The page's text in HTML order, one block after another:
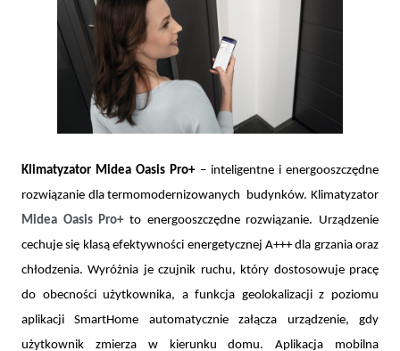
Klimatyzator Midea Oasis Pro+– inteligentne i energooszczędne
rozwiązanie dla termomodernizowanych budynków. Klimatyzator
Midea Oasis Pro+to energooszczędne rozwiązanie. Urządzenie
cechuje się klasą efektywności energetycznej A+++ dla grzania oraz
chłodzenia. Wyróżnia je czujnik ruchu, który dostosowuje pracę
do obecności użytkownika, a funkcja geolokalizacji z poziomu
aplikacji SmartHome automatycznie załącza urządzenie, gdy
użytkownik zmierza w kierunku domu. Aplikacja mobilna